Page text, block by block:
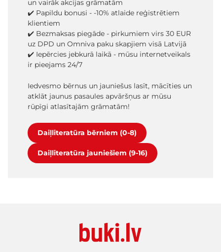
un vairāk akcijas grāmatām
✔️ Papildu bonusi - -10% atlaide reģistrētiem
klientiem
✔️ Bezmaksas piegāde - pirkumiem virs 30 EUR
uz DPD un Omniva paku skapjiem visā Latvijā
✔️ Iepērcies jebkurā laikā - mūsu internetveikals
ir pieejams 24/7
Iedvesmo bērnus un jauniešus lasīt, mācīties un
atklāt jaunus pasaules apvāršņus ar mūsu
rūpīgi atlasītajām grāmatām!
Daiļliteratūra bērniem (0-8)
Daiļliteratūra jauniešiem (9-16)